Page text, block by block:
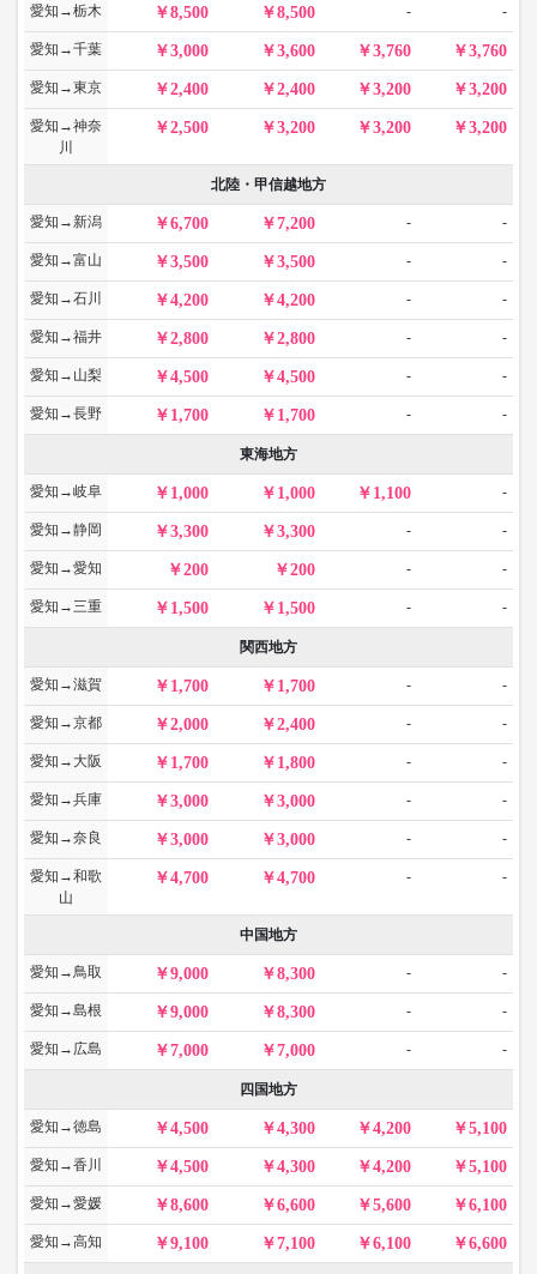
愛知→栃木 8,500 8,500 - -
愛知→千葉 3,000 3,600 3,760 3,760
愛知→東京 2,400 2,400 3,200 3,200
愛知→神奈
川
2,500 3,200 3,200 3,200
北陸・甲信越地方
愛知→新潟 6,700 7,200 - -
愛知→富山 3,500 3,500 - -
愛知→石川 4,200 4,200 - -
愛知→福井 2,800 2,800 - -
愛知→山梨 4,500 4,500 - -
愛知→長野 1,700 1,700 - -
東海地方
愛知→岐阜 1,000 1,000 1,100 -
愛知→静岡 3,300 3,300 - -
愛知→愛知 200 200 - -
愛知→三重 1,500 1,500 - -
関西地方
愛知→滋賀 1,700 1,700 - -
愛知→京都 2,000 2,400 - -
愛知→大阪 1,700 1,800 - -
愛知→兵庫 3,000 3,000 - -
愛知→奈良 3,000 3,000 - -
愛知→和歌
山
4,700 4,700 - -
中国地方
愛知→鳥取 9,000 8,300 - -
愛知→島根 9,000 8,300 - -
愛知→広島 7,000 7,000 - -
四国地方
愛知→徳島 4,500 4,300 4,200 5,100
愛知→香川 4,500 4,300 4,200 5,100
愛知→愛媛 8,600 6,600 5,600 6,100
愛知→高知 9,100 7,100 6,100 6,600